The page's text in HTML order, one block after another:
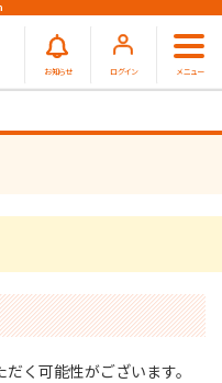
お知らせ ログイン メニュー
く可能性がございます。